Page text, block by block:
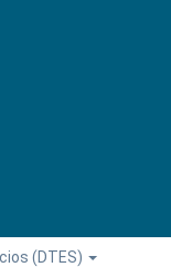
(DTES)